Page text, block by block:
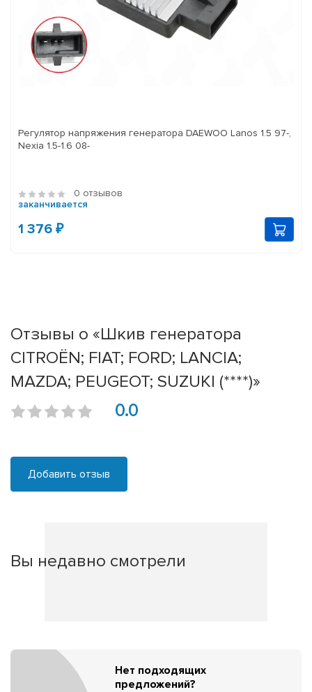
Регулятор напряжения генератора DAEWOO Lanos 1.5 97-,
Nexia 1.5-1.6 08-
0 отзывов
заканчивается
1 376 ₽
Отзывы о «Шкив генератора
CITROËN; FIAT; FORD; LANCIA;
MAZDA; PEUGEOT; SUZUKI (****)»
0.0
Добавить отзыв
Вы недавно смотрели
Нет подходящих
предложений?